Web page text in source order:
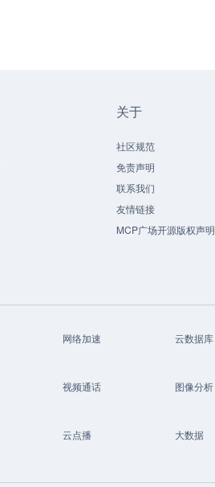
关于
社区规范
免责声明
联系我们
友情链接
MCP广场开源版权声明
网络加速 云数据库
视频通话 图像分析
云点播 大数据